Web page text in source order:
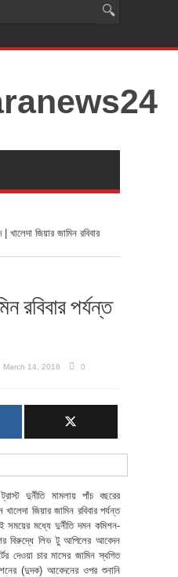
খালেদা জিয়ার জামিন রবিবার
রবিবার পর্যন্ত
March 14, 2018
0
দুর্নীতি মামলায় পাঁচ বছরের
জিয়ার জামিন রবিবার পর্যন্ত
মধ্যে দুর্নীতি দমন কমিশন-
বিরুদ্ধে লিভ টু আপিলের আবেদন
দেওয়া চার মাসের জামিন স্থগিত
(দুদক) আবেদনের ওপর শুনানি